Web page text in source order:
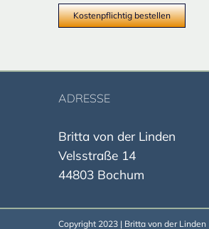
ADRESSE
Britta von der Linden
Velsstraße 14
44803 Bochum
Copyright 2023 | Britta von der Linden